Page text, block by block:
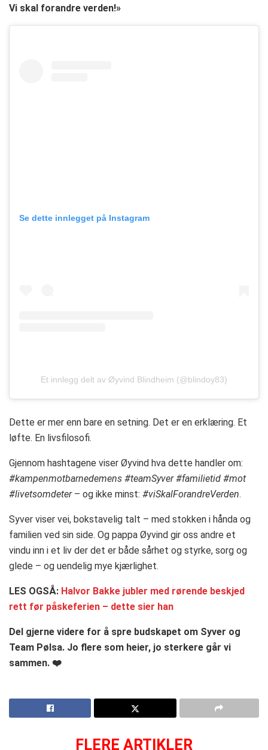
Vi skal forandre verden!»
Se dette innlegget på Instagram
Et innlegg delt av Øyvind Blindheim (@blindoy83)
Dette er mer enn bare en setning. Det er en erklæring. Et
løfte. En livsfilosofi.
Gjennom hashtagene viser Øyvind hva dette handler om:
#kampenmotbarnedemens #teamSyver #familietid #mot
#livetsomdeter– og ikke minst: #viSkalForandreVerden.
Syver viser vei, bokstavelig talt – med stokken i hånda og
familien ved sin side. Og pappa Øyvind gir oss andre et
vindu inn i et liv der det er både sårhet og styrke, sorg og
glede – og uendelig mye kjærlighet.
LES OGSÅ: Halvor Bakke jubler med rørende beskjed
rett før påskeferien – dette sier han
Del gjerne videre for å spre budskapet om Syver og
Team Pølsa. Jo flere som heier, jo sterkere går vi
sammen. ❤️
FLERE ARTIKLER